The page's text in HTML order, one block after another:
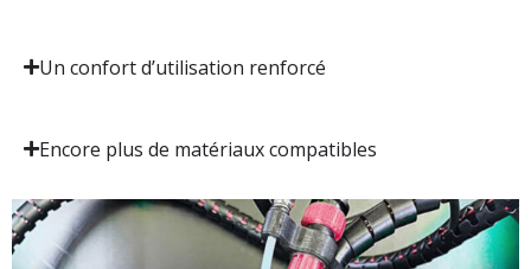
Un confort d’utilisation renforcé
Encore plus de matériaux compatibles